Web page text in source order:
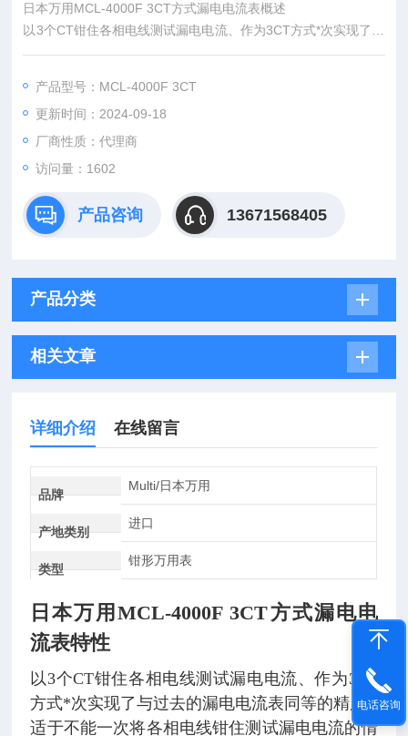
日本万用MCL-4000F 3CT方式漏电电流表概述
以3个CT钳住各相电线测试漏电电流、作为3CT方式*次实现了与
过去的漏电电流表同等的精度
追加可选品CT可以测试3相4线电路的漏电电流
产品型号：MCL-4000F 3CT
更新时间：2024-09-18
厂商性质：代理商
访问量：1602
产品咨询 13671568405
产品分类
相关文章
详细介绍 在线留言
品牌
Multi/日本万用
产地类别
进口
类型
钳形万用表
日本万用MCL-4000F 3CT方式漏电电
流表特性
以3个CT钳住各相电线测试漏电电流、作为3CT
方式*次实现了与过去的漏电电流表同等的精度
适于不能一次将各相电线钳住测试漏电电流的情
电话咨询